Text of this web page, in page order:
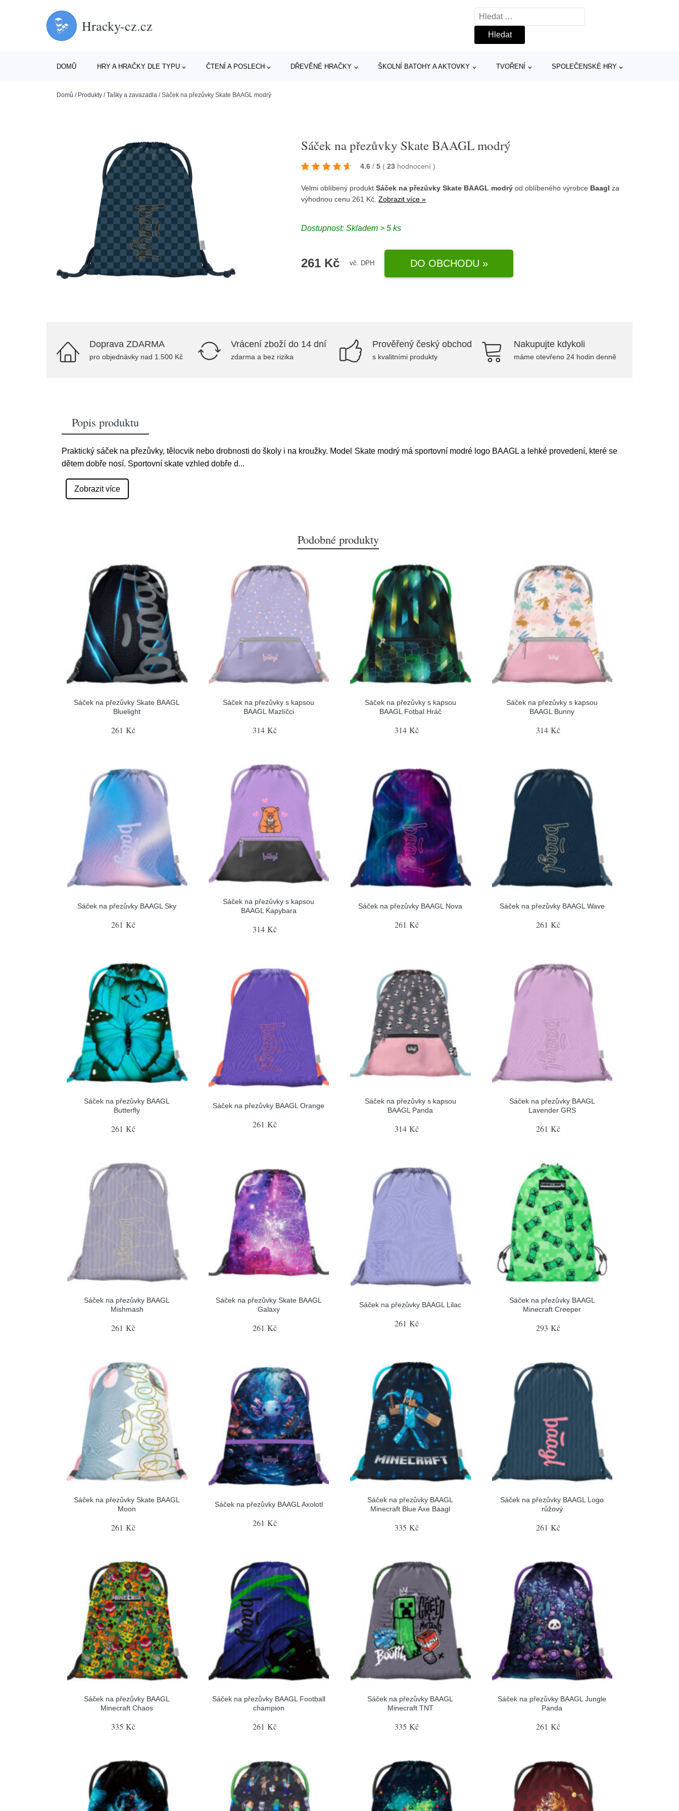
Hracky-cz.cz
Vyhledávání
DOMŮ HRY A HRAČKY DLE TYPU ČTENÍ A POSLECH DŘEVĚNÉ HRAČKY ŠKOLNÍ BATOHY A AKTOVKY TVOŘENÍ SPOLEČENSKÉ HRY
Domů / Produkty /Tašky a zavazadla /Sáček na přezůvky Skate BAAGL modrý
Sáček na přezůvky Skate BAAGL modrý
4.6 / 5 ( 23 hodnocení)
Velmi oblíbený produktSáček na přezůvky Skate BAAGL modrý od oblíbeného výrobce Baagl za
výhodnou cenu 261 Kč.Zobrazit více »
Dostupnost: Skladem > 5 ks
261 Kč vč. DPH DO OBCHODU »
Doprava ZDARMA
pro objednávky nad 1.500 Kč
Vrácení zboží do 14 dní
zdarma a bez rizika
Prověřený český obchod
s kvalitními produkty
Nakupujte kdykoli
máme otevřeno 24 hodin denně
Popis produktu
Praktický sáček na přezůvky, tělocvik nebo drobnosti do školy i na kroužky. Model Skate modrý má sportovní modré logo BAAGL a lehké provedení, které se
dětem dobře nosí. Sportovní skate vzhled dobře d...
Zobrazit více
Podobné produkty
Sáček na přezůvky Skate BAAGL
Bluelight
261 Kč
Sáček na přezůvky s kapsou
BAAGL Mazlíčci
314 Kč
Sáček na přezůvky s kapsou
BAAGL Fotbal Hráč
314 Kč
Sáček na přezůvky s kapsou
BAAGL Bunny
314 Kč
Sáček na přezůvky BAAGL Sky
261 Kč
Sáček na přezůvky s kapsou
BAAGL Kapybara
314 Kč
Sáček na přezůvky BAAGL Nova
261 Kč
Sáček na přezůvky BAAGL Wave
261 Kč
Sáček na přezůvky BAAGL
Butterfly
261 Kč
Sáček na přezůvky BAAGL Orange
261 Kč
Sáček na přezůvky s kapsou
BAAGL Panda
314 Kč
Sáček na přezůvky BAAGL
Lavender GRS
261 Kč
Sáček na přezůvky BAAGL
Mishmash
261 Kč
Sáček na přezůvky Skate BAAGL
Galaxy
261 Kč
Sáček na přezůvky BAAGL Lilac
261 Kč
Sáček na přezůvky BAAGL
Minecraft Creeper
293 Kč
Sáček na přezůvky Skate BAAGL
Moon
261 Kč
Sáček na přezůvky BAAGL Axolotl
261 Kč
Sáček na přezůvky BAAGL
Minecraft Blue Axe Baagl
335 Kč
Sáček na přezůvky BAAGL Logo
růžový
261 Kč
Sáček na přezůvky BAAGL
Minecraft Chaos
335 Kč
Sáček na přezůvky BAAGL Football
champion
261 Kč
Sáček na přezůvky BAAGL
Minecraft TNT
335 Kč
Sáček na přezůvky BAAGL Jungle
Panda
261 Kč